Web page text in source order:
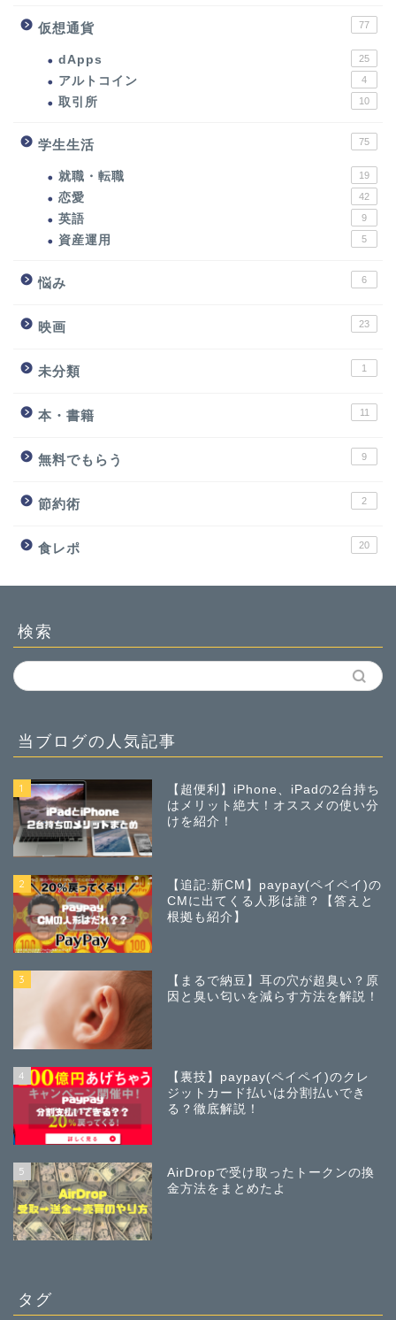
仮想通貨 77
dApps 25
アルトコイン 4
取引所 10
学生生活 75
就職・転職 19
恋愛 42
英語 9
資産運用 5
悩み 6
映画 23
未分類 1
本・書籍 11
無料でもらう 9
節約術 2
食レポ 20
検索
当ブログの人気記事
1
【超便利】iPhone、iPadの2台持ち
はメリット絶大！オススメの使い分
けを紹介！
2
【追記:新CM】paypay(ペイペイ)の
CMに出てくる人形は誰？【答えと
根拠も紹介】
3
【まるで納豆】耳の穴が超臭い？原
因と臭い匂いを減らす方法を解説！
4
【裏技】paypay(ペイペイ)のクレ
ジットカード払いは分割払いでき
る？徹底解説！
5
AirDropで受け取ったトークンの換
金方法をまとめたよ
タグ